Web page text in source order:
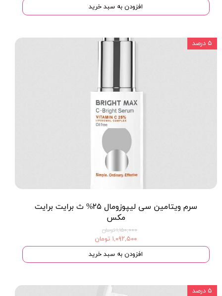
افزودن به سبد خرید
سرم ویتامین سی لیپوزومال ۲۵% ث برایت برایت
مکس
۱,۱۵۰,۰۰۰ تومان
۱,۰۹۲,۵۰۰ تومان
افزودن به سبد خرید
۵ درصد
۵ درصد